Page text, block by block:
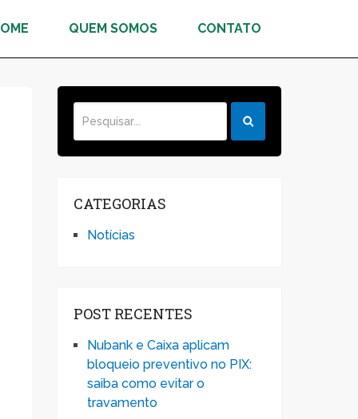
QUEM SOMOS CONTATO
CATEGORIAS
Notícias
POST RECENTES
Nubank e Caixa aplicam
bloqueio preventivo no PIX:
saiba como evitar o
travamento